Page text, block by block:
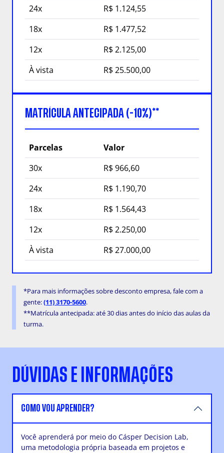
24x
R$ 1.124,55
18x
R$ 1.477,52
12x
R$ 2.125,00
À vista
R$ 25.500,00
MATRÍCULA ANTECIPADA (-10%)**
Parcelas
Valor
30x
R$ 966,60
24x
R$ 1.190,70
18x
R$ 1.564,43
12x
R$ 2.250,00
À vista
R$ 27.000,00
*Para mais informações sobre desconto empresa, fale com a
gente:(11) 3170-5600.
**Matrícula antecipada: até 30 dias antes do início das aulas da
turma.
DÚVIDAS E INFORMAÇÕES
COMO VOU APRENDER?
Você aprenderá por meio do Cásper Decision Lab,
uma metodologia própria baseada em projetos e